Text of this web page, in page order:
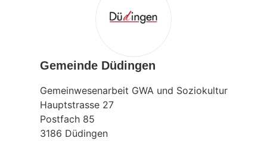
Gemeinde Düdingen
Gemeinwesenarbeit GWA und Soziokultur
Hauptstrasse 27
Postfach 85
3186 Düdingen